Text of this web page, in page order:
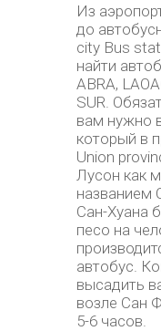
Из
до
city Bus
найти
ABRA,
SUR.
вам нужно
который в
Union
Лусон как
названием
Сан-Хуана
песо на
автобус.
высадить
возле Сан
5-6 часов.